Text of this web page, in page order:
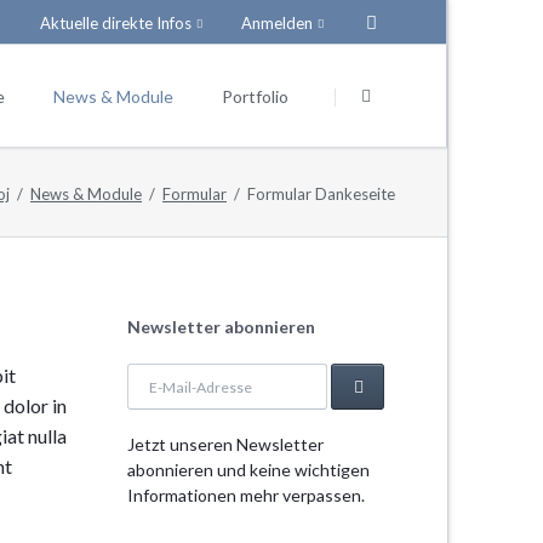
Anmelden
Aktuelle direkte Infos
überspringen
News & Module
News-Boxen
Formular Dankeseite
Portfolio
News & Module Formular Formular Dankeseite
dolor in
nulla
Newsletter abonnieren
Jetzt unseren Newsletter
abonnieren und keine wichtigen
Informationen mehr verpassen.